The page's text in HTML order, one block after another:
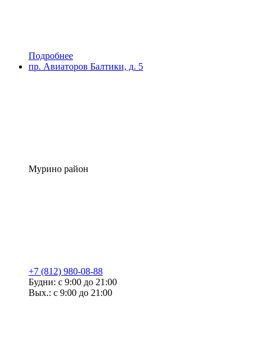
Подробнее
пр. Авиаторов Балтики, д. 5
Мурино район
+7 (812) 980-08-88
Будни: с 9:00 до 21:00
Вых.: с 9:00 до 21:00